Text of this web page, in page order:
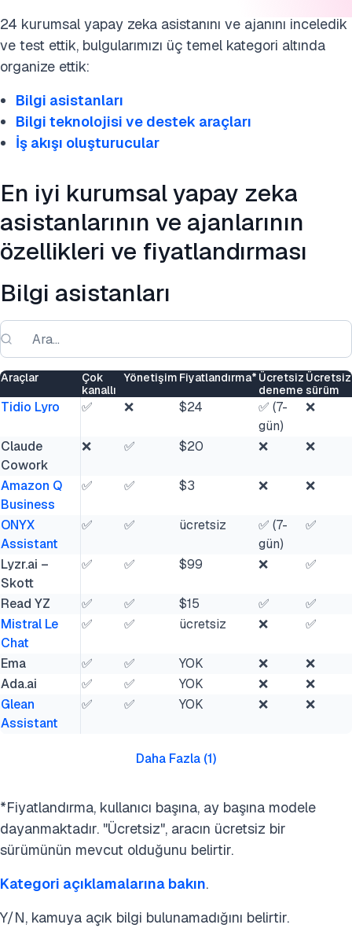
24 kurumsal yapay zeka asistanını ve ajanını inceledik
ve test ettik, bulgularımızı üç temel kategori altında
organize ettik:
Bilgi asistanları
Bilgi teknolojisi ve destek araçları
İş akışı oluşturucular
En iyi kurumsal yapay zeka
asistanlarının ve ajanlarının
özellikleri ve fiyatlandırması
Bilgi asistanları
Araçlar
Çok
kanallı
Yönetişim Fiyatlandırma* Ücretsiz
deneme
Ücretsiz
sürüm
Tidio Lyro ✅ ❌ $24
✅ (7-
gün)
❌
Claude
Cowork
❌ ✅ $20 ❌ ❌
Amazon Q
Business
✅ ✅ $3 ❌ ❌
ONYX
Assistant
✅ ✅ ücretsiz
✅ (7-
gün)
✅
Lyzr.ai –
Skott
✅ ✅ $99 ❌ ✅
Read YZ ✅ ✅ $15 ✅
✅
Mistral Le
Chat
✅ ✅ ücretsiz ❌ ✅
Ema ✅ ✅ YOK ❌
❌
Ada.ai
✅ ✅ YOK ❌
❌
Glean
Assistant
✅ ✅ YOK ❌ ❌
Daha Fazla (1)
*Fiyatlandırma, kullanıcı başına, ay başına modele
dayanmaktadır. "Ücretsiz", aracın ücretsiz bir
sürümünün mevcut olduğunu belirtir.
Kategori açıklamalarına bakın.
Y/N, kamuya açık bilgi bulunamadığını belirtir.